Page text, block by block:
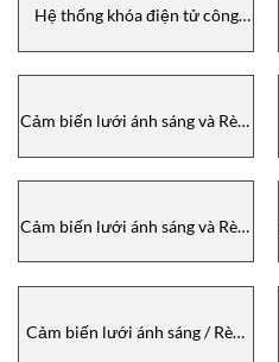
Hệ thống khóa điện tử công
diện dữ liệu EKS FSA Euchner
Cảm biến lưới ánh sáng và Rèm
MASTER / SLAVE Euchner
Cảm biến lưới ánh sáng và Rèm
Euchner
Cảm biến lưới ánh sáng / Rèm